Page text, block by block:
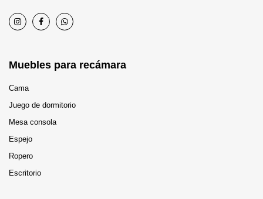
Muebles para recámara
Cama
Juego de dormitorio
Mesa consola
Espejo
Ropero
Escritorio